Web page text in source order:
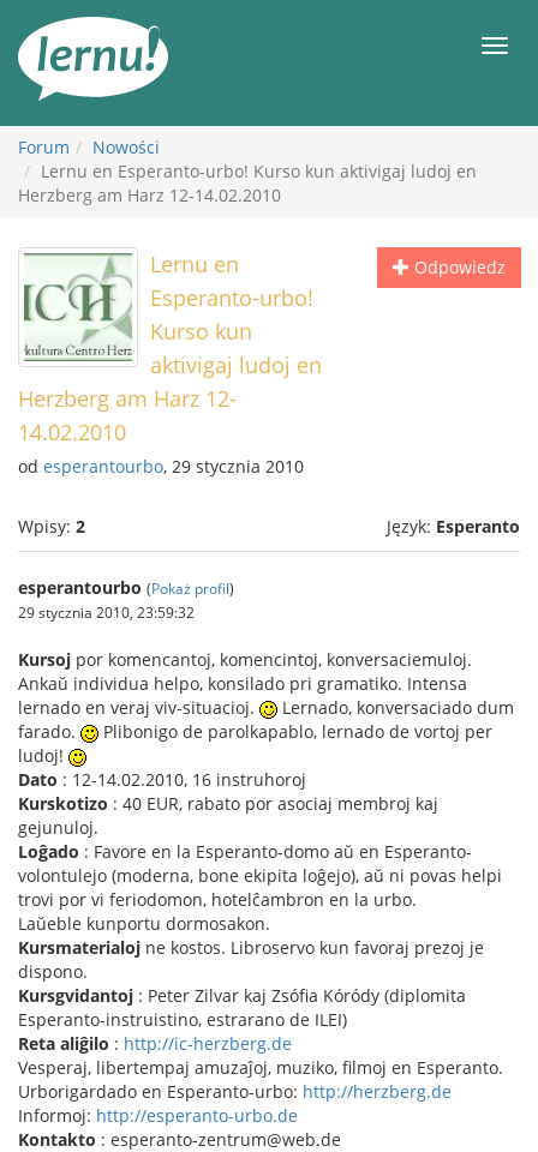
Forum
Nowości
Lernu en Esperanto-urbo! Kurso kun aktivigaj ludoj en
Herzberg am Harz 12-14.02.2010
Odpowiedz
Lernu en
Esperanto-urbo!
Kurso kun
aktivigaj ludoj en
Herzberg am Harz 12-
14.02.2010
od esperantourbo, 29 stycznia 2010
Wpisy: 2 Język: Esperanto
esperantourbo (Pokaż profil)
29 stycznia 2010, 23:59:32
Kursoj por komencantoj, komencintoj, konversaciemuloj.
Ankaŭ individua helpo, konsilado pri gramatiko. Intensa
lernado en veraj viv-situacioj.
Lernado, konversaciado dum
farado.
Plibonigo de parolkapablo, lernado de vortoj per
ludoj!
Dato : 12-14.02.2010, 16 instruhoroj
Kurskotizo : 40 EUR, rabato por asociaj membroj kaj
gejunuloj.
Loĝado : Favore en la Esperanto-domo aŭ en Esperanto-
volontulejo (moderna, bone ekipita loĝejo), aŭ ni povas helpi
trovi por vi feriodomon, hotelĉambron en la urbo.
Laŭeble kunportu dormosakon.
Kursmaterialoj ne kostos. Libroservo kun favoraj prezoj je
dispono.
Kursgvidantoj : Peter Zilvar kaj Zsófia Kóródy (diplomita
Esperanto-instruistino, estrarano de ILEI)
Reta aliĝilo : http://ic-herzberg.de
Vesperaj, libertempaj amuzaĵoj, muziko, filmoj en Esperanto.
Urborigardado en Esperanto-urbo: http://herzberg.de
Informoj: http://esperanto-urbo.de
Kontakto : esperanto-zentrum@web.de